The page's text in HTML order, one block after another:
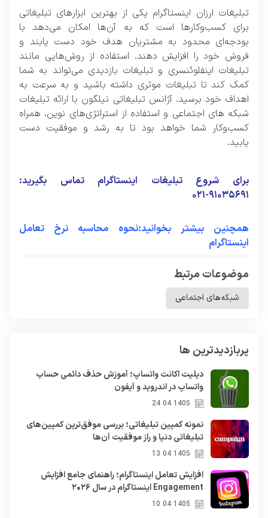
تبلیغات ارزان اینستاگرام یکی از بهترین ابزارهای تبلیغاتی
برای کسب‌وکارها است که به آن‌ها امکان می‌دهد با
بودجه‌ای محدود به مشتریان هدف خود دست یابند و
فروش خود را افزایش دهند. استفاده از روش‌هایی مانند
تبلیغات اینفلوئنسری و تبلیغات بازدیدی می‌تواند به شما
کمک کند تا تبلیغات موثری داشته باشید و به سرعت به
اهداف خود برسید. آژانس تبلیغاتی نیلگون با ارائه تبلیغات
شبکه های اجتماعی و استفاده از استراتژی‌های نوین، همراه
کسب‌وکار شما خواهد بود تا به رشد و موفقیت دست
یابید.
برای شروع تبلیغات اینستاگرام تماس بگیرید:
۹۱۰۳۵۶۹۱-۰۲۱
همچنین بیشتر بخوانید:نحوه محاسبه نرخ تعامل
اینستاگرام
موضوعات مرتبط
شبکه‌های اجتماعی
پربازدیدترین ها
دیلیت اکانت واتساپ؛ آموزش حذف دائمی حساب
واتساپ در اندروید و آیفون
1405 04 24
نمونه کمپین تبلیغاتی؛ بررسی موفق‌ترین کمپین‌های
تبلیغاتی دنیا و راز موفقیت آن‌ها
1405 04 13
افزایش تعامل اینستاگرام؛ راهنمای جامع افزایش
Engagement اینستاگرام در سال ۲۰۲۶
1405 04 10